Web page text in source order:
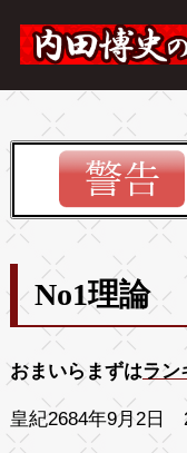
No1理論
おまいらまずはラン
皇紀2684年9月2日